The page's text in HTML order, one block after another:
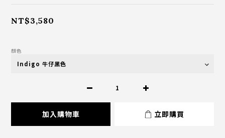
NT$3,580
顏色
加入購物車 立即購買